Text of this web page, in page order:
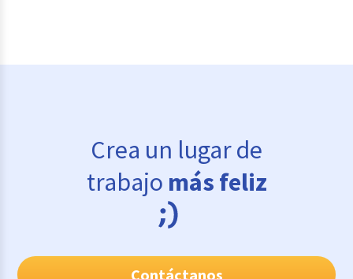
Crea un lugar de
trabajo más feliz
Contáctanos